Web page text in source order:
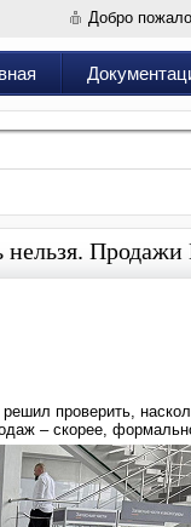
Добро
Продажи
проверить,
– скорее,